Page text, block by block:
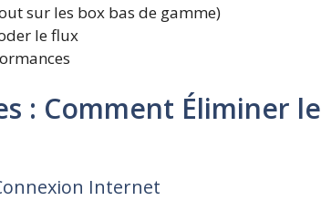
sur les box bas de gamme)
le flux
: Comment Éliminer le
Internet